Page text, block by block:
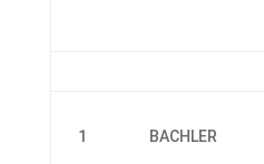
1 BACHLER